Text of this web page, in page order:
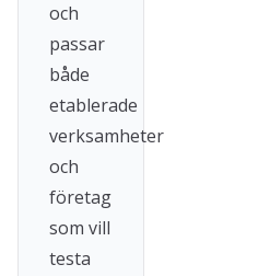
och
passar
både
etablerade
verksamheter
och
företag
som vill
testa